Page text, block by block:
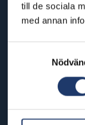
till de sociala
med annan